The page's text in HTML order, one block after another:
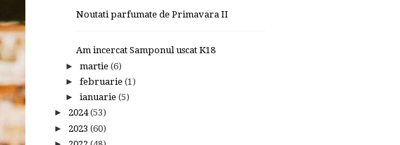
Noutati parfumate de Primavara II
Am incercat Samponul uscat K18
► martie (6)
► februarie (1)
► ianuarie (5)
► 2024(53)
► 2023 (60)